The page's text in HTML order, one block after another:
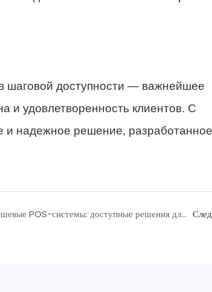
шаговой доступности — важнейшее
удовлетворенность клиентов. С
и надежное решение, разработанное
Дешевые POS-системы: доступные решения для малого бизнеса